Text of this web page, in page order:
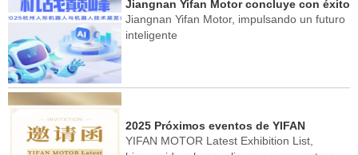
Jiangnan Yifan Motor concluye con éxito
la Exposición de Robots Humanoides de
Hangzhou.
Jiangnan Yifan Motor, impulsando un futuro
inteligente
2025 Próximos eventos de YIFAN
YIFAN MOTOR Latest Exhibition List,